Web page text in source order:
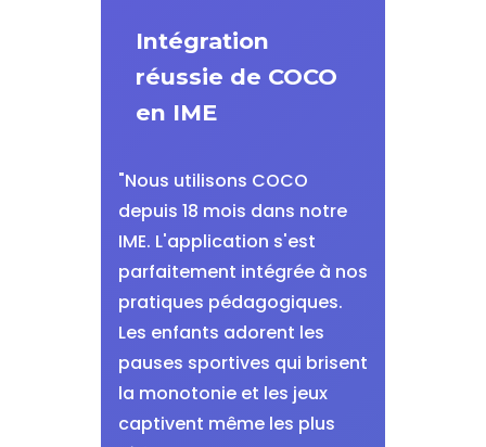
Intégration
réussie de COCO
en IME
"Nous utilisons COCO
depuis 18 mois dans notre
IME. L'application s'est
parfaitement intégrée à nos
pratiques pédagogiques.
Les enfants adorent les
pauses sportives qui brisent
la monotonie et les jeux
captivent même les plus